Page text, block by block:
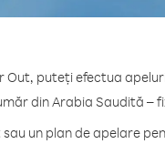
Out, puteți efectua
din Arabia Saudită –
un plan de apelare